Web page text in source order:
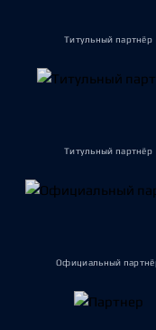
Титульный партнёр
Титульный партнёр
Официальный